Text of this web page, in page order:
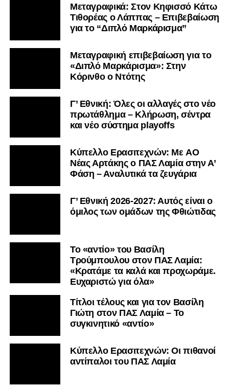
Μεταγραφικά: Στον Κηφισσό Κάτω
Τιθορέας ο Λάππας – Επιβεβαίωση
για το “Διπλό Μαρκάρισμα”
Μεταγραφική επιβεβαίωση για το
«Διπλό Μαρκάρισμα»: Στην
Κόρινθο ο Ντότης
Γ’ Εθνική: Όλες οι αλλαγές στο νέο
πρωτάθλημα – Κλήρωση, σέντρα
και νέο σύστημα playoffs
Kύπελλο Ερασιτεχνών: Με AO
Nέας Αρτάκης ο ΠΑΣ Λαμία στην Α’
Φάση – Αναλυτικά τα ζευγάρια
Γ’ Εθνική 2026-2027: Αυτός είναι ο
όμιλος των ομάδων της Φθιώτιδας
Το «αντίο» του Βασίλη
Τρούμπουλου στον ΠΑΣ Λαμία:
«Κρατάμε τα καλά και προχωράμε.
Ευχαριστώ για όλα»
Τίτλοι τέλους και για τον Βασίλη
Γιώτη στον ΠΑΣ Λαμία – Το
συγκινητικό «αντίο»
Κύπελλο Ερασιτεχνών: Οι πιθανοί
αντίπαλοι του ΠΑΣ Λαμία